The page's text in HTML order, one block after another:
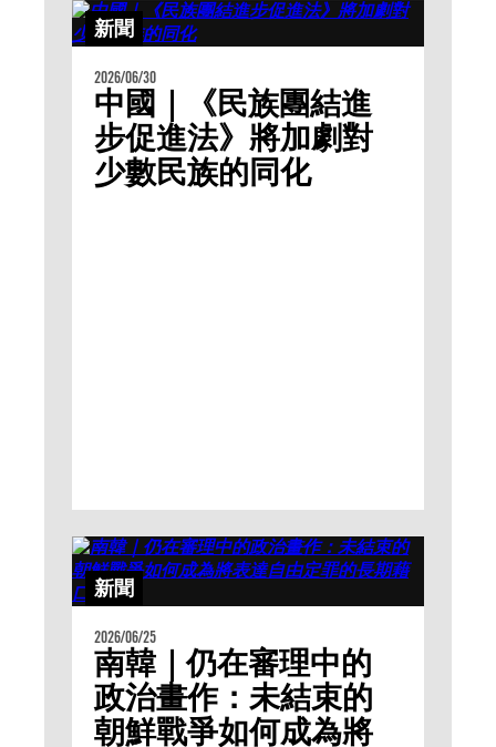
新聞
2026/06/30
中國｜《民族團結進
步促進法》將加劇對
少數民族的同化
新聞
2026/06/25
南韓｜仍在審理中的
政治畫作：未結束的
朝鮮戰爭如何成為將